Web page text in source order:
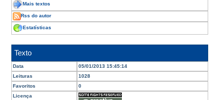
Mais textos
Rss do autor
Estatísticas
Texto
Data
05/01/2013 15:45:14
Leituras
1028
Favoritos
0
Licença